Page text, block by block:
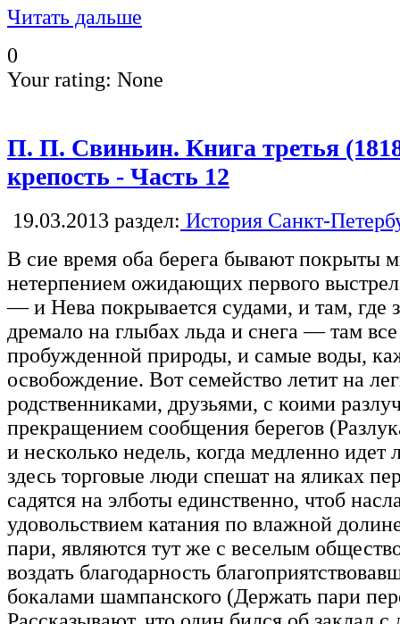
Читать дальше
0
Your rating: None
П. П. Свиньин. Книга третья
крепость - Часть 12
19.03.2013 раздел: История Санкт-
В сие время оба берега бывают покрыты
нетерпением ожидающих первого
— и Нева покрывается судами, и там, где
дремало на глыбах льда и снега — там
пробужденной природы, и самые воды,
освобождение. Вот семейство летит на
родственниками, друзьями, с коими
прекращением сообщения берегов
и несколько недель, когда медленно идет
здесь торговые люди спешат на яликах
садятся на элботы единственно, чтоб
удовольствием катания по влажной
пари, являются тут же с веселым
воздать благодарность
бокалами шампанского (Держать пари